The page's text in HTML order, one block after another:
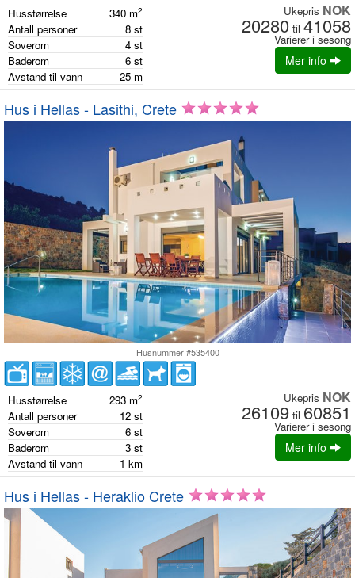
Husstørrelse 340 m2
Antall personer 8 st
Soverom
4 st
Baderom
6 st
Avstand til vann
25 m
Ukepris NOK
20280 til 41058
Varierer i sesong
Mer info
Hus i Hellas - Lasithi, Crete
Husnummer #535400
Husstørrelse 293 m2
Antall personer 12 st
Soverom
6 st
Baderom
3 st
Avstand til vann
1 km
Ukepris NOK
26109 til 60851
Varierer i sesong
Mer info
Hus i Hellas - Heraklio Crete